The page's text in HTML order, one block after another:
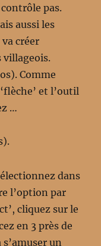
pas.
aussi les
créer
villageois.
Comme
et l’outil
…
dans
l’option par
cliquez sur le
en 3 près de
s’amuser un